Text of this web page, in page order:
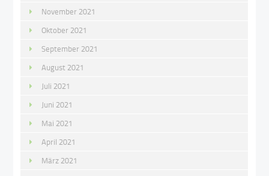
November 2021
Oktober 2021
September 2021
August 2021
Juli 2021
Juni 2021
Mai 2021
April 2021
März 2021